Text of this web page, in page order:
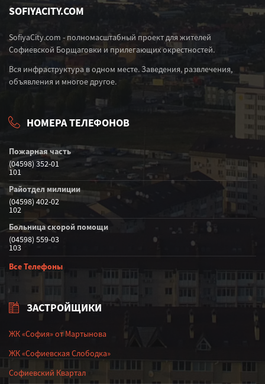
SOFIYACITY.COM
SofiyaCity.com - полномасштабный проект для жителей
Софиевской Борщаговки и прилегающих окрестностей.
Вся инфраструктура в одном месте. Заведения, развлечения,
объявления и многое другое.
НОМЕРА ТЕЛЕФОНОВ
Пожарная часть
(04598) 352-01
101
Райотдел милиции
(04598) 402-02
102
Больница скорой помощи
(04598) 559-03
103
Все Телефоны
ЗАСТРОЙЩИКИ
ЖК «София» от Мартынова
ЖК «Софиевская Слободка»
Софиевский Квартал